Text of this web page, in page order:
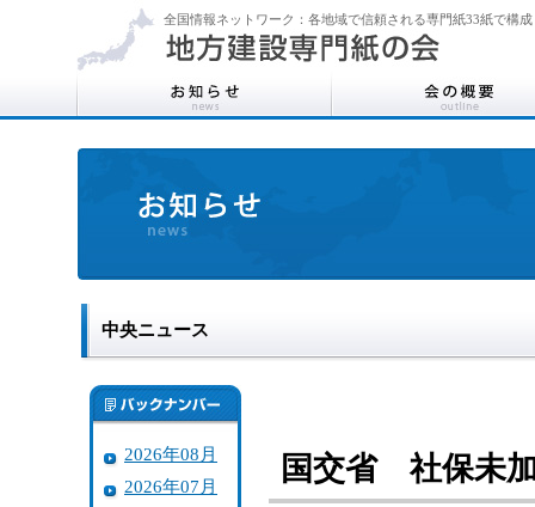
全国情報ネットワーク：各地域で信頼される専門紙33紙で構成
中央ニュース
2026年08月
2026年07月
国交省 社保未